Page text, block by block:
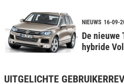
NIEUWS 16-09-
De nieuwe
hybride
UITGELICHTE